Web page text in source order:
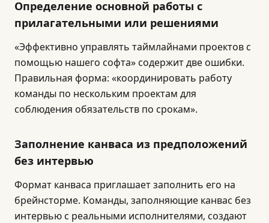
Определение основной работы с
прилагательными или решениями
«Эффективно управлять таймлайнами проектов с
помощью нашего софта» содержит две ошибки.
Правильная форма: «координировать работу
команды по нескольким проектам для
соблюдения обязательств по срокам».
Заполнение канваса из предположений
без интервью
Формат канваса приглашает заполнить его на
брейнсторме. Команды, заполняющие канвас без
интервью с реальными исполнителями, создают